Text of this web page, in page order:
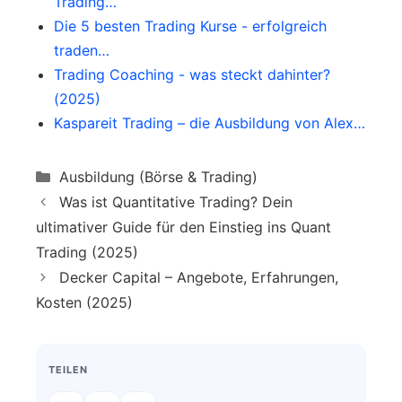
Herangehensweise ausgelegt ist.
Die 5 besten Trading Kurse - erfolgreich
traden…
Trading Coaching - was steckt dahinter?
(2025)
Kaspareit Trading – die Ausbildung von Alex…
Categories
Ausbildung (Börse & Trading)
Was ist Quantitative Trading? Dein
ultimativer Guide für den Einstieg ins Quant
Trading (2025)
Decker Capital – Angebote, Erfahrungen,
Kosten (2025)
TEILEN